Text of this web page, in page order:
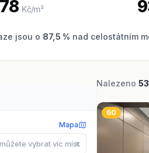
Kč/m²
jsou o 87,5 % nad celostátním
Mapa
⨯
Nalezeno
60